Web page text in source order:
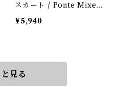
スカート / Ponte Mixed
Fabric Flare Skirt (残り
わずか)
¥5,940
と見る